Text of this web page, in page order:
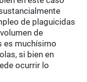
de plaguicidas
de
es muchísimo
si bien en
ocurrir lo